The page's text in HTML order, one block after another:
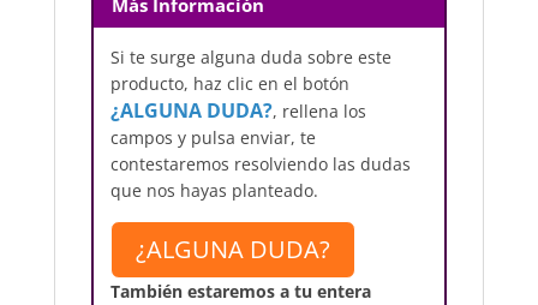
Si te surge alguna duda sobre este
producto, haz clic en el botón
¿ALGUNA DUDA?, rellena los
campos y pulsa enviar, te
contestaremos resolviendo las dudas
que nos hayas planteado.
También estaremos a tu entera